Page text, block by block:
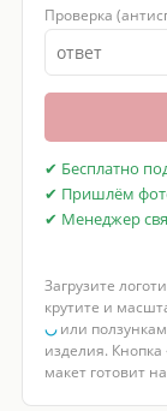
Проверка
✔ Бесплатно
✔ Пришлём
✔ Менеджер
Загрузите
крутите и
◡или
изделия.
макет готовит